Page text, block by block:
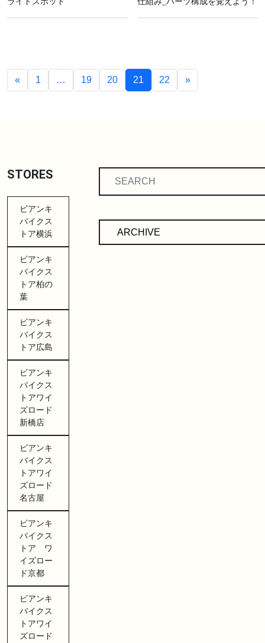
« 1 … 19 20 21 22 »
STORES
ビアンキ
バイクス
トア横浜
ビアンキ
バイクス
トア柏の
葉
ビアンキ
バイクス
トア広島
ビアンキ
バイクス
トアワイ
ズロード
新橋店
ビアンキ
バイクス
トアワイ
ズロード
名古屋
ビアンキ
バイクス
トア ワ
イズロー
ド京都
ビアンキ
バイクス
トアワイ
ズロード